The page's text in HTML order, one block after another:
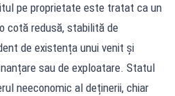
pe proprietate este tratat ca un
cotă redusă, stabilită de
de existența unui venit și
sau de exploatare. Statul
neeconomic al deținerii, chiar